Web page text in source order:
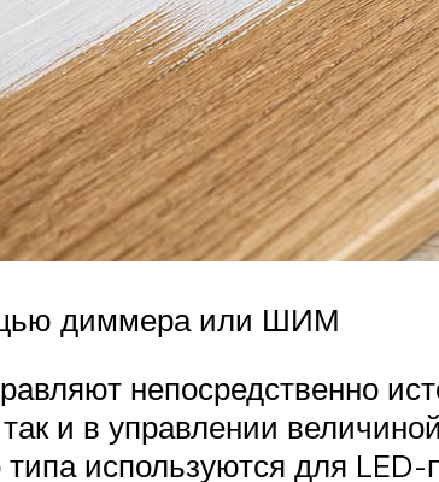
диммера или ШИМ
непосредственно
и в управлении
используются для LED-